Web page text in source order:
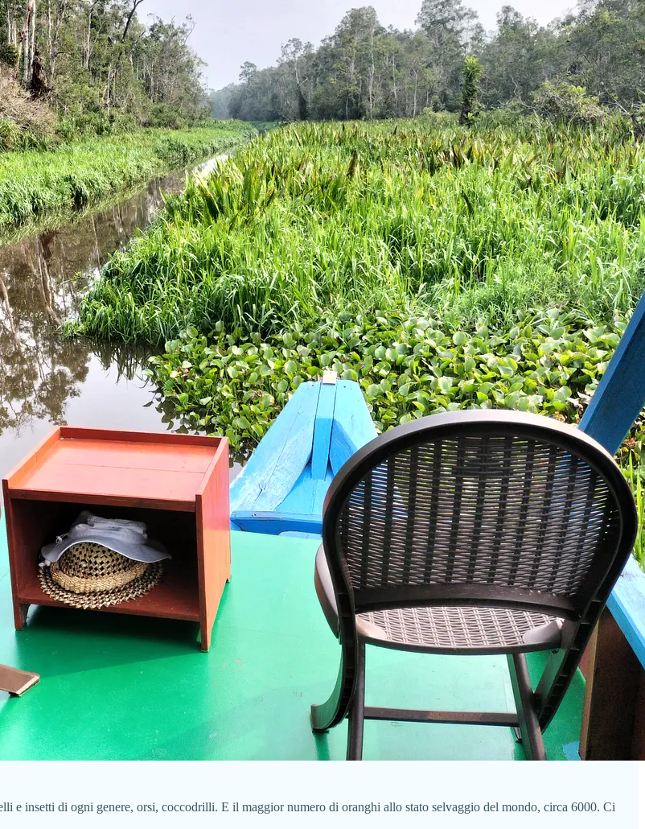
e insetti di ogni genere, orsi, coccodrilli. E il maggior numero di oranghi allo stato selvaggio del mondo, circa 6000. Ci